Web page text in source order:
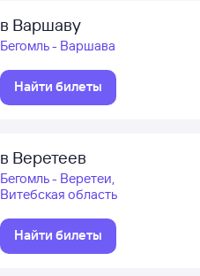
в Варшаву
Бегомль - Варшава
Найти билеты
в Веретеев
Бегомль - Веретеи,
Витебская область
Найти билеты